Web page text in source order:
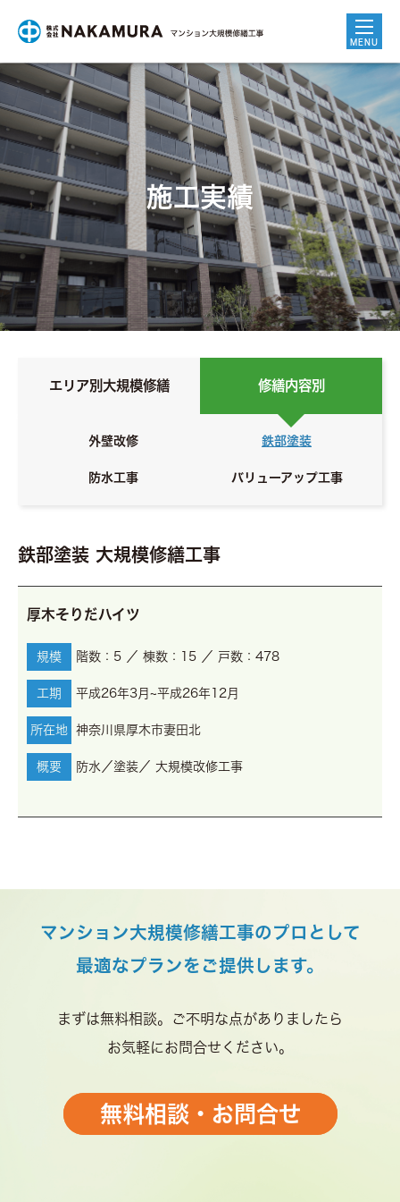
MENU
ホーム
NAKAMURAの強み
マンション大規模修繕工事
バリューアップ工事
お客さまの声
協力会社募集
無料相談・お問合せ
施工実績
エリア別大規模修繕 修繕内容別
外壁改修 鉄部塗装
防水工事 バリューアップ工事
鉄部塗装 大規模修繕工事
厚木そりだハイツ
規模 階数：5 ／ 棟数：15 ／ 戸数：478
工期 平成26年3月~平成26年12月
所在地 神奈川県厚木市妻田北
概要 防水／塗装／ 大規模改修工事
マンション大規模修繕工事のプロとして
最適なプランをご提供します。
まずは無料相談。ご不明な点がありましたら
お気軽にお問合せください。
無料相談・お問合せ